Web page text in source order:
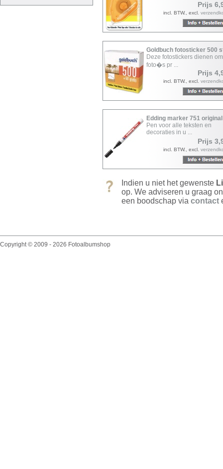
Prijs
incl. BTW., excl.
Goldbuch fotosticker 500
Deze fotostickers dienen
foto�s pr ...
Prijs
incl. BTW., excl.
Edding marker 751 original
Pen voor alle teksten en
decoraties in u ...
Prijs
incl. BTW., excl.
Indien u niet het gewenste
op. We adviseren u graag
een boodschap via contact
Copyright © 2009 - 2026 Fotoalbumshop